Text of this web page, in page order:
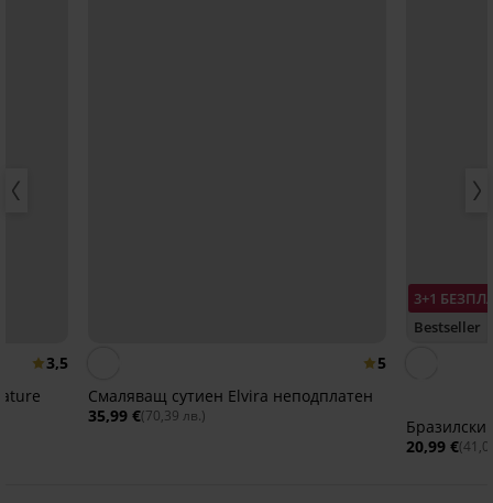
3,5
5
Смаляващ сутиен Elvira неподплатен
35,99 €(70,39 лв.)
3+1
Bestseller
Бразилски
20,99 €